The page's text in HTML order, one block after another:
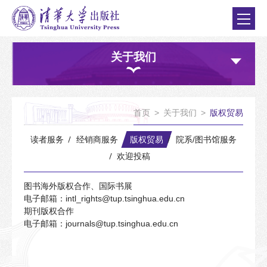
关于我们
首页 > 关于我们 > 版权贸易
读者服务 经销商服务 版权贸易
院系/图书馆服务
欢迎投稿
图书海外版权合作、国际书展
电子邮箱：intl_rights@tup.tsinghua.edu.cn
期刊版权合作
电子邮箱：journals@tup.tsinghua.edu.cn